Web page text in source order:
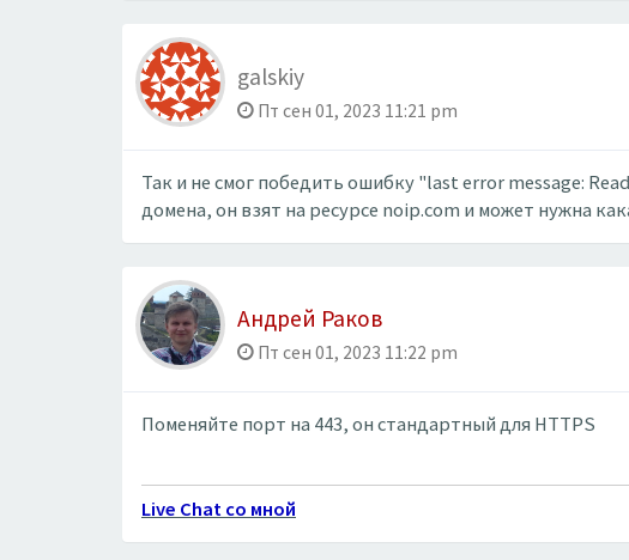
galskiy
Пт сен 01, 2023 11:21 pm
Так и не смог победить ошибку "last error message:
домена, он взят на ресурсе noip.com и может нужна
Андрей Раков
Пт сен 01, 2023 11:22 pm
Поменяйте порт на 443, он стандартный для HTTPS
Live Chat со мной